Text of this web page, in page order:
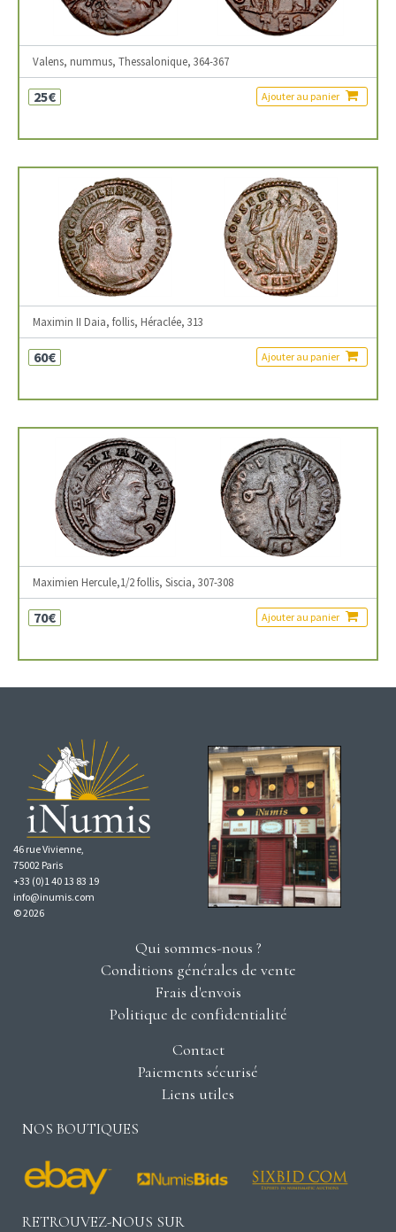
Valens, nummus, Thessalonique, 364-367
25€ Ajouter au panier
Maximin II Daia, follis, Héraclée, 313
60€ Ajouter au panier
Maximien Hercule,1/2 follis, Siscia, 307-308
70€ Ajouter au panier
46 rue Vivienne,
75002 Paris
+33 (0)1 40 13 83 19
info@inumis.com
© 2026
Qui sommes-nous ?
Conditions générales de vente
Frais d'envois
Politique de confidentialité
Contact
Paiements sécurisé
Liens utiles
NOS BOUTIQUES
RETROUVEZ-NOUS SUR